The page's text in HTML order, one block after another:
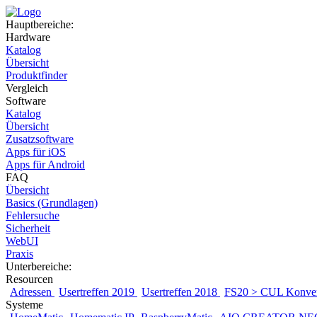
Hauptbereiche:
Hardware
Katalog
Übersicht
Produktfinder
Vergleich
Software
Katalog
Übersicht
Zusatzsoftware
Apps für iOS
Apps für Android
FAQ
Übersicht
Basics (Grundlagen)
Fehlersuche
Sicherheit
WebUI
Praxis
Unterbereiche:
Resourcen
Adressen
Usertreffen 2019 Usertreffen 2018 FS20 > CUL
Systeme